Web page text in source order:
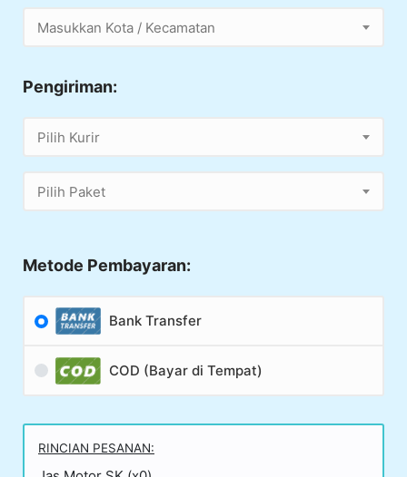
Masukkan Kota / Kecamatan
Pengiriman:
Pilih Kurir
Pilih Paket
Metode Pembayaran:
Bank Transfer
COD (Bayar di Tempat)
RINCIAN PESANAN: